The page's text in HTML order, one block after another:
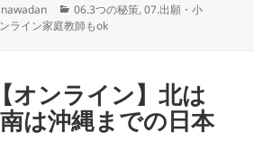
作
成
nawadan
カ
テ
06.3つの秘策,07.出願・小
ライン家庭教師もok
オンライン】北は
は沖縄までの日本